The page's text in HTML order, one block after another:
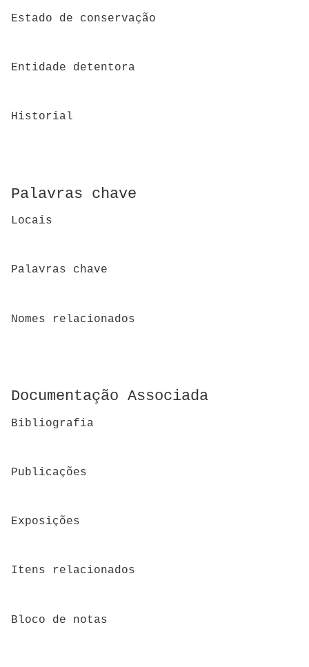
Estado de conservação
Entidade detentora
Historial
Palavras chave
Locais
Palavras chave
Nomes relacionados
Documentação Associada
Bibliografia
Publicações
Exposições
Itens relacionados
Bloco de notas